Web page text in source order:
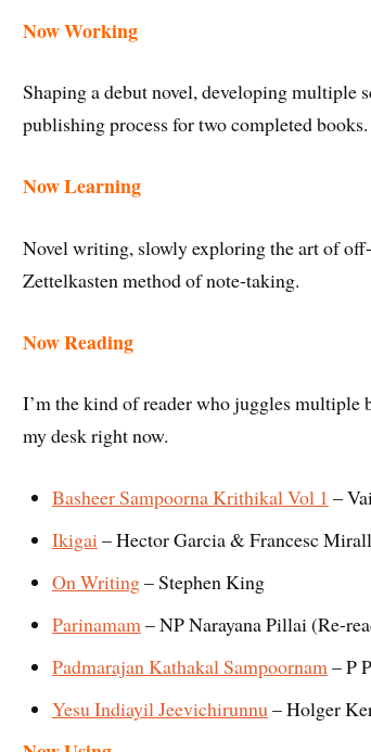
Now Working
Shaping a debut novel, developing multiple
publishing process for two completed books.
Now Learning
Novel writing, slowly exploring the art of
Zettelkasten method of note-taking.
Now Reading
I’m the kind of reader who juggles multiple
my desk right now.
Basheer Sampoorna Krithikal Vol 1 –
Ikigai– Hector Garcia & Francesc
On Writing– Stephen King
Parinamam– NP Narayana Pillai (Re-
Padmarajan Kathakal Sampoornam– P
Yesu Indiayil Jeevichirunnu – Holger